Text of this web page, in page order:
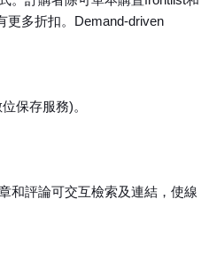
更多折扣。Demand-driven
保存服務)。
和評論可交互檢索及連結，使線